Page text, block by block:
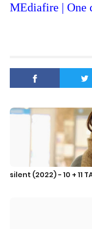
MEdiafire | One
silent (2022) - 10 + 11